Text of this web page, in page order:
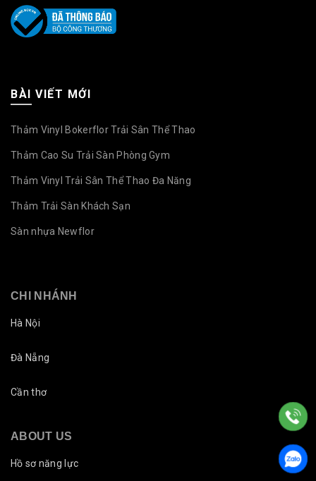
BÀI VIẾT MỚI
Thảm Vinyl Bokerflor Trải Sân Thể Thao
Thảm Cao Su Trải Sàn Phòng Gym
Thảm Vinyl Trải Sân Thể Thao Đa Năng
Thảm Trải Sàn Khách Sạn
Sàn nhựa Newflor
CHI NHÁNH
Hà Nội
Đà Nẵng
Cần thơ
ABOUT US
Hồ sơ năng lực